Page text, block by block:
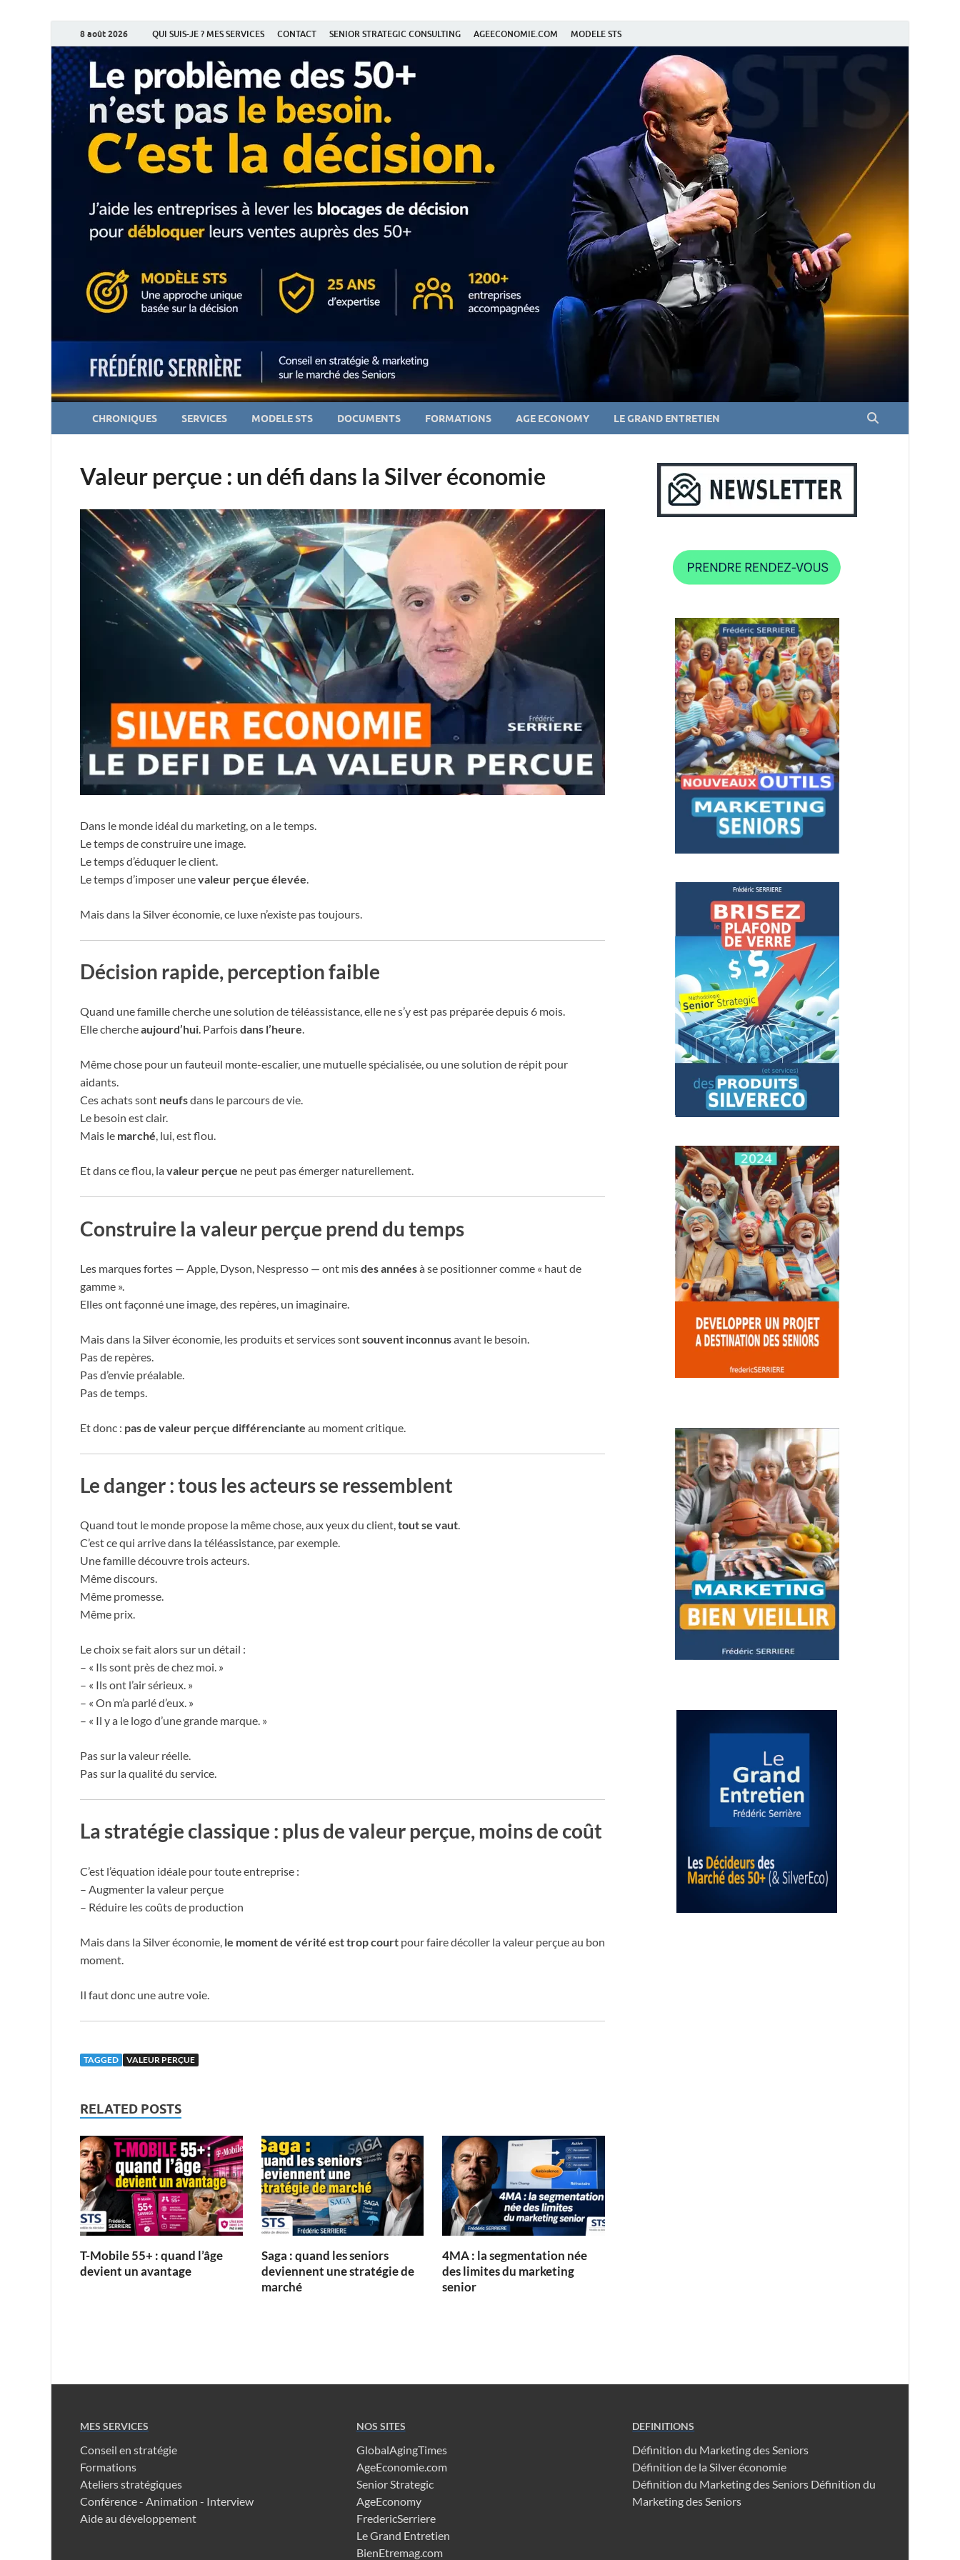
8 août 2026 QUI SUIS-JE ? MES SERVICES CONTACT SENIOR STRATEGIC CONSULTING AGEECONOMIE.COM MODELE STS
CHRONIQUES SERVICES MODELE STS DOCUMENTS FORMATIONS AGE ECONOMY LE GRAND ENTRETIEN
Valeur perçue : un défi dans la Silver économie
Dans le monde idéal du marketing, on a le temps.
Le temps de construire une image.
Le temps d’éduquer le client.
Le temps d’imposer unevaleur perçue élevée.
Mais dans la Silver économie, ce luxe n’existe pas toujours.
Décision rapide, perception faible
Quand une famille cherche une solution de téléassistance, elle ne s’y est pas préparée depuis 6 mois.
Elle chercheaujourd’hui. Parfoisdans l’heure.
Même chose pour un fauteuil monte-escalier, une mutuelle spécialisée, ou une solution de répit pour
aidants.
Ces achats sont neufsdans le parcours de vie.
Le besoin est clair.
Mais le marché, lui, est flou.
Et dans ce flou, lavaleur perçue ne peut pas émerger naturellement.
Construire la valeur perçue prend du temps
Les marques fortes — Apple, Dyson, Nespresso — ont misdes annéesà se positionner comme « haut de
gamme ».
Elles ont façonné une image, des repères, un imaginaire.
Mais dans la Silver économie, les produits et services sontsouvent inconnusavant le besoin.
Pas de repères.
Pas d’envie préalable.
Pas de temps.
Et donc : pas de valeur perçue différenciante au moment critique.
Le danger : tous les acteurs se ressemblent
Quand tout le monde propose la même chose, aux yeux du client,tout se vaut.
C’est ce qui arrive dans la téléassistance, par exemple.
Une famille découvre trois acteurs.
Même discours.
Même promesse.
Même prix.
Le choix se fait alors sur un détail :
– « Ils sont près de chez moi. »
– « Ils ont l’air sérieux. »
– « On m’a parlé d’eux. »
– « Il y a le logo d’une grande marque. »
Pas sur la valeur réelle.
Pas sur la qualité du service.
La stratégie classique : plus de valeur perçue, moins de coût
C’est l’équation idéale pour toute entreprise :
– Augmenter la valeur perçue
– Réduire les coûts de production
Mais dans la Silver économie, le moment de vérité est trop court pour faire décoller la valeur perçue au bon
moment.
Il faut donc une autre voie.
TAGGED VALEUR PERÇUE
RELATED POSTS
T-Mobile 55+ : quand l’âge
devient un avantage
Saga : quand les seniors
deviennent une stratégie de
marché
4MA : la segmentation née
des limites du marketing
senior
MES SERVICES
Conseil en stratégie
Formations
Ateliers stratégiques
Conférence - Animation - Interview
Aide au développement
NOS SITES
GlobalAgingTimes
AgeEconomie.com
Senior Strategic
AgeEconomy
FredericSerriere
Le Grand Entretien
BienEtremag.com
DEFINITIONS
Définition du Marketing des Seniors
Définition de la Silver économie
Définition du Marketing des Seniors Définition du
Marketing des Seniors